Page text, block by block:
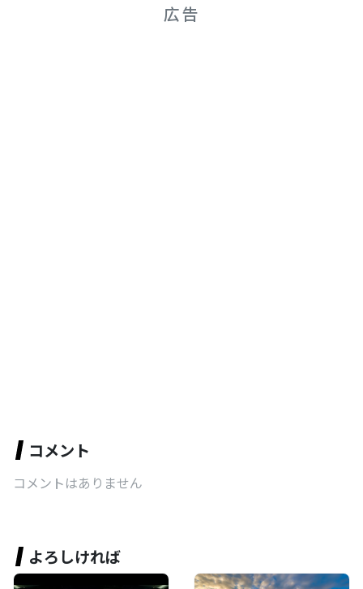
広告
コメント
コメントはありません
よろしければ